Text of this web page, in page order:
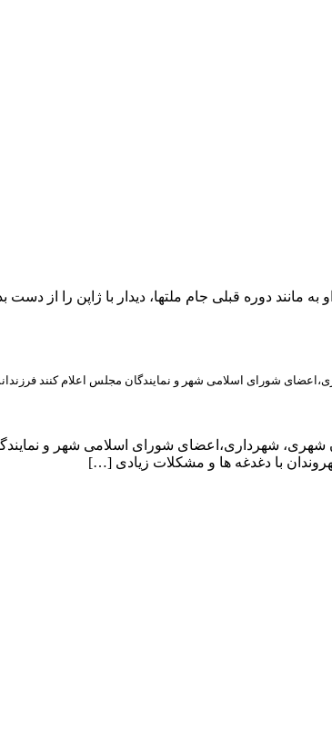
دوره قبلی جام ملتها، دیدار با ژاپن را از
شورای اسلامی شهر و نمایندگان مجلس اعلام کنند
شهری، شهرداری،اعضای شورای اسلامی شهر و
با دغدغه ها و مشکلات زیادی […]